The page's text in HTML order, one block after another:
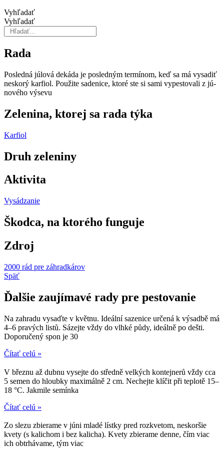
Vyhľadať
Vyhľadať
Rada
Posledná júlová dekáda je posled­ným termínom, keď sa má vysadiť
neskorý karfiol. Použite sadenice, ktoré ste si sami vypestovali z jú­
nového výsevu
Zelenina, ktorej sa rada týka
Karfiol
Druh zeleniny
Aktivita
Vysádzanie
Škodca, na ktorého funguje
Zdroj
2000 rád pre záhradkárov
Späť
Ďalšie zaujímavé rady pre pestovanie
Na zahradu vysaďte v květnu. Ideální sazenice určená k výsadbě má
4–6 pravých listů. Sázejte vždy do vlhké půdy, ideálně po dešti.
Doporučený spon je 30
Čítať celú »
V březnu až dubnu vysejte do středně velkých kontejnerů vždy cca
5 semen do hloubky maximálně 2 cm. Nechejte klíčit při teplotě 15–
18 °C. Jakmile semínka
Čítať celú »
Zo slezu zbierame v júni mladé lístky pred rozkvetom, neskoršie
kvety (s kalichom i bez kalicha). Kvety zbierame denne, čím viac
ich obtrhávame, tým viac